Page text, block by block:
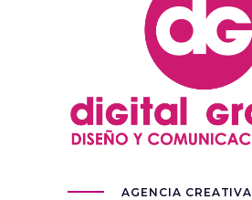
AGENCIA CREATIVA